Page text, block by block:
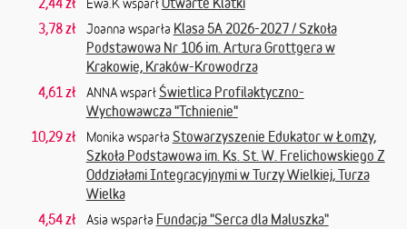
Ewa.K wsparł
3,78 zł
Joanna wsparła Klasa 5A 2026-2027 / Szkoła
Podstawowa Nr 106 im. Artura Grottgera w
Krakowie, Kraków-Krowodrza
4,61 zł
ANNA wsparł Świetlica Profilaktyczno-
Wychowawcza "Tchnienie"
10,29 zł
Monika wsparła Stowarzyszenie Edukator w Łomży,
Szkoła Podstawowa im. Ks. St. W. Frelichowskiego Z
Oddziałami Integracyjnymi w Turzy Wielkiej, Turza
Wielka
4,54 zł
Asia wsparła Fundacja "Serca dla Maluszka"